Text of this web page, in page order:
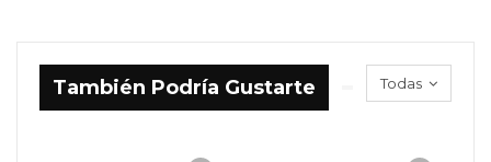
Todas
También Podría Gustarte